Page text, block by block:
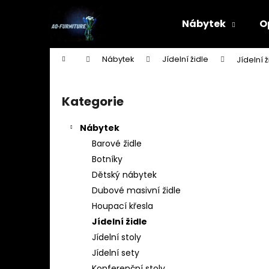
Nábytek
Domů Nábytek Jídelní židle Jídelní
Přeskočit
kategorie
Kategorie
Nábytek
Barové židle
Botníky
Dětský nábytek
Dubové masivní židle
Houpací křesla
Jídelní židle
Jídelní stoly
Jídelní sety
Zpět
Zpět
STOJAN NA ŠATY - ŠTENDR - VĚŠÁK NA